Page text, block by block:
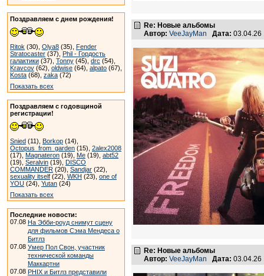
Поздравляем с днем рождения!
Ritok (30), Olya8 (35), Fender
Stratocaster (37), Phil - Гордость
галактики (37), Tonny (45), drc (54),
Kravcov (62), oldwise (64), alpato (67),
Kosta (68), zaka (72)
Показать всех
Поздравляем с годовщиной
регистрации!
Snied (11), Borkop (14),
Octopus_from_garden (15), 2alex2008
(17), Magnateron (19), Me (19), abt52
(19), Seralvin (19), DISCO
COMMANDER (20), Sandjar (22),
sexuality itself (22), WKH (23), one of
YOU (24), Yutan (24)
Показать всех
Последние новости:
07.08 На Эбби-роуд снимут сцену
для фильмов Сэма Мендеса о
Битлз
07.08 Умер Пол Свон, участник
технической команды
Маккартни
07.08 PHIX и Битлз представили
Re: Новые альбомы
Автор: VeeJayMan Дата:
Re: Новые альбомы
Автор: VeeJayMan Дата: